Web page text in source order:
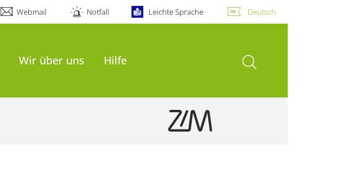
Webmail Notfall Leichte Sprache Deutsch
Wir über uns Hilfe Suche öffnen